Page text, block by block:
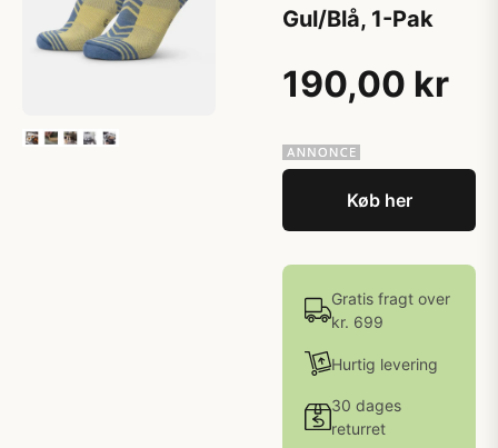
Gul/Blå, 1-Pak
190,00 kr
Køb her
Gratis fragt over
kr. 699
Hurtig levering
30 dages
returret